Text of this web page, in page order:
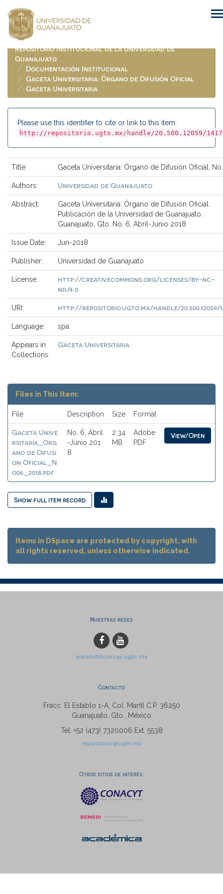
navigation
Repositorio Institucional de la Universidad de
Guanajuato
Documentación Institucional
Gaceta Universitaria: Órgano de Difusión Oficial
Gaceta Universitaria
Please use this identifier to cite or link to this item:
http://repositorio.ugto.mx/handle/20.500.12059/1417
Title: Gaceta Universitaria: Órgano de Difusión Oficial,
Authors: Universidad de Guanajuato
Abstract:
Gaceta Universitaria: Órgano de Difusión Oficial.
Publicación de la Universidad de Guanajuato.
Guanajuato, Gto. No. 6, Abril-Junio 2018
Issue Date: Jun-2018
Publisher: Universidad de Guanajuato
License:
http://creativecommons.org/licenses/by-nc-
nd/4.0
URI: http://repositorio.ugto.mx/handle/20.500.12059/
Language: spa
Appears in
Collections:
Gaceta Universitaria
Files in This Item:
File Description Size Format
Gaceta Unive
rsitaria_Org
ano de Difusi
on Oficial_N
o06_2018.pdf
No. 6, Abril
-Junio 201
8
2.34
MB
Adobe
PDF
View/Open
Show full item record
Items in DSpace are protected by copyright, with
all rights reserved, unless otherwise indicated.
Nuestras redes
www.bibliotecas.ugto.mx
Contacto
Fracc. El Establo 1-A, Col. Marfil C.P. 36250
Guanajuato, Gto., México
Tel: +52 (473) 7320006 Ext. 5538
repositorio@ugto.mx
Otros sitios de interés: